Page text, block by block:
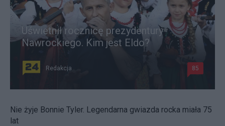
Uświetnił rocznicę prezydentury
Nawrockiego. Kim jest Eldo?
Redakcja 85
Nie żyje Bonnie Tyler. Legendarna gwiazda rocka miała 75
lat